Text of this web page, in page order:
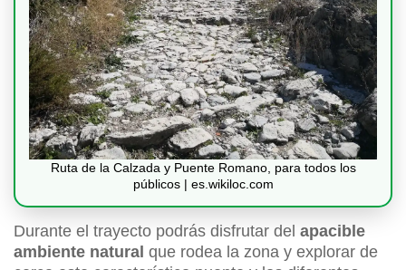
Ruta de la Calzada y Puente Romano, para todos los
públicos | es.wikiloc.com
Durante el trayecto podrás disfrutar del apacible
ambiente natural que rodea la zona y explorar de